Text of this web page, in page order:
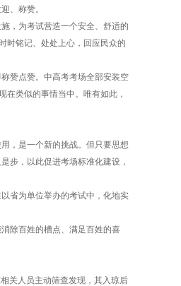
、称赞。
，为考试营造一个安全、舒适的
时铭记、处处上心，回应民众的
赞点赞。中高考考场全部安装空
在类似的事情当中。唯有如此，
，是一个新的挑战。但只要思想
步，以此促进考场标准化建设，
省为单位举办的考试中，化地实
除百姓的槽点、满足百姓的喜
关人员主动筛查发现，其入琼后